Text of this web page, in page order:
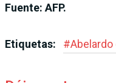
Fuente: AFP.
Etiquetas: #Abelardo